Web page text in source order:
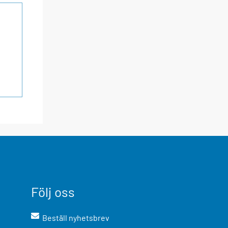
Följ oss
Beställ nyhetsbrev